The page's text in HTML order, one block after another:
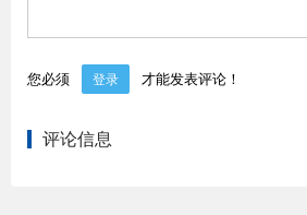
您必须 登录 才能发表评论！
评论信息